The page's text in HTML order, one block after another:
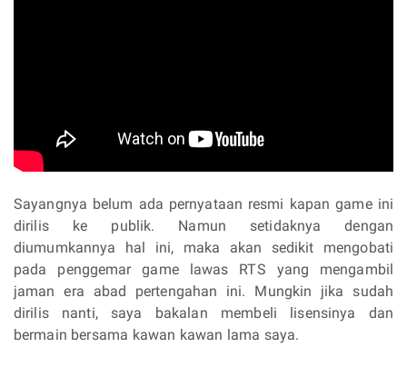
Sayangnya belum ada pernyataan resmi kapan game ini
dirilis ke publik. Namun setidaknya dengan
diumumkannya hal ini, maka akan sedikit mengobati
pada penggemar game lawas RTS yang mengambil
jaman era abad pertengahan ini. Mungkin jika sudah
dirilis nanti, saya bakalan membeli lisensinya dan
bermain bersama kawan kawan lama saya.